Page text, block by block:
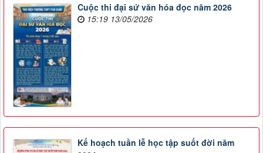
Cuộc thi đại sứ văn hóa đọc năm 2026
15:19 13/05/2026
Kế hoạch tuần lễ học tập suốt đời năm